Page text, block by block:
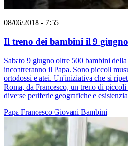
08/06/2018 - 7:55
Il treno dei bambini il 9
Sabato 9 giugno oltre 500 bambini
incontreranno il Papa. Sono piccoli
ortodossi e atei. Un'iniziativa che si
Roma, da Francesco, un treno di
diverse periferie geografiche e
Papa Francesco Giovani Bambini